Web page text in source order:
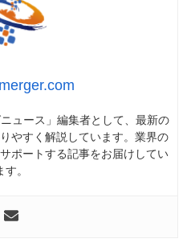
ュース」編集者として、最新の
やすく解説しています。業界の
ポートする記事をお届けしてい
す。